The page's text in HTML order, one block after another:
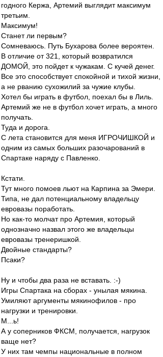
годного Кержа, Артемий выглядит максимум
третьим.
Максимум!
Станет ли первым?
Сомневаюсь. Путь Бухарова более вероятен.
В отличие от 321, который возвратился
ДОМОЙ, это пойдет к чужакам. С кучей денег.
Все это способствует спокойной и тихой жизни,
а не рванию сухожилий за чужие клубы.
Хотел бы играть в футбол, поехал бы в Лиль.
Артемий же не в футбол хочет играть, а много
получать.
Туда и дорога.
С лета становится для меня ИГРОЧИШКОЙ и
одним из самых больших разочарований в
Спартаке наряду с Павленко.
Кстати.
Тут много помоев льют на Карпина за Эмери.
Типа, не дал потенциальному владельцу
евровазы поработать.
Но как-то молчат про Артемия, который
однозначно назвал этого же владельцы
евровазы тренеришкой.
Двойные стандарты?
Псаки?
Ну и чтобы два раза не вставать. :-)
Игры Спартака на сборах - унылая мякина.
Умиляют аргументы мякинофилов - про
нагрузки и тренировки.
М...ь!
А у соперников ФКСМ, получается, нагрузок
ваще нет?
У них там чемпы национальные в полном